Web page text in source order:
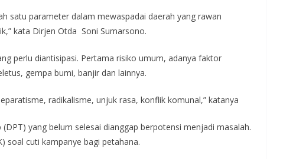
satu parameter dalam mewaspadai daerah yang rawan
kata Dirjen Otda Soni Sumarsono.
perlu diantisipasi. Pertama risiko umum, adanya faktor
gempa bumi, banjir dan lainnya.
radikalisme, unjuk rasa, konflik komunal,” katanya
yang belum selesai dianggap berpotensi menjadi masalah.
soal cuti kampanye bagi petahana.